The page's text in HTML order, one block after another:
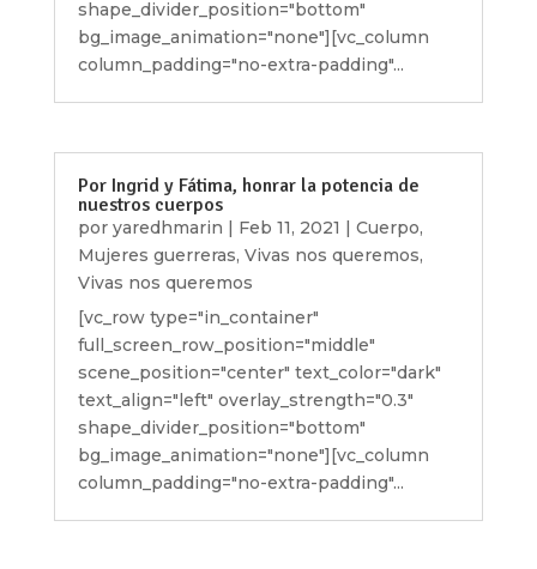
shape_divider_position="bottom"
bg_image_animation="none"][vc_column
column_padding="no-extra-padding"...
Por Ingrid y Fátima, honrar la potencia de
nuestros cuerpos
por yaredhmarin | Feb 11, 2021 | Cuerpo,
Mujeres guerreras, Vivas nos queremos,
Vivas nos queremos
[vc_row type="in_container"
full_screen_row_position="middle"
scene_position="center" text_color="dark"
text_align="left" overlay_strength="0.3"
shape_divider_position="bottom"
bg_image_animation="none"][vc_column
column_padding="no-extra-padding"...